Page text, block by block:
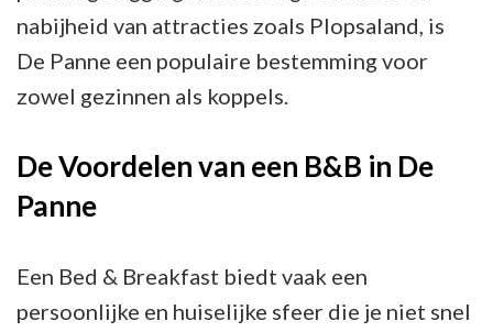
nabijheid van attracties zoals Plopsaland, is
De Panne een populaire bestemming voor
zowel gezinnen als koppels.
De Voordelen van een B&B in De
Panne
Een Bed & Breakfast biedt vaak een
persoonlijke en huiselijke sfeer die je niet snel